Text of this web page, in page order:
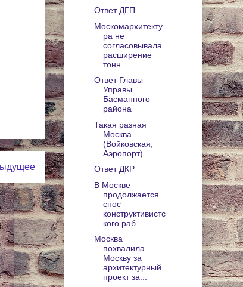
Ответ ДГП
Москомархитекту
ра не
согласовывала
расширение
тонн...
Ответ Главы
Управы
Басманного
района
Такая разная
Москва
(Войковская,
Аэропорт)
Ответ ДКР
В Москве
продолжается
снос
конструктивистс
кого раб...
Москва
похвалила
Москву за
архитектурный
проект за...